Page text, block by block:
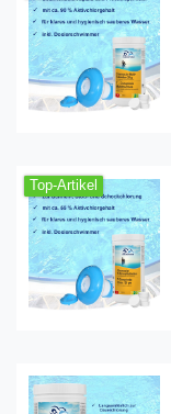
Top-Artikel